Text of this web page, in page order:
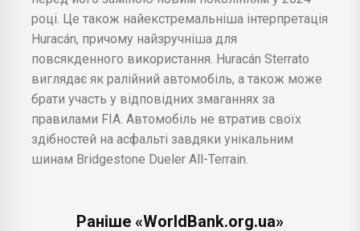
році. Це також найекстремальніша інтерпретація
Huracán, причому найзручніша для
повсякденного використання. Huracán Sterrato
виглядає як ралійний автомобіль, а також може
брати участь у відповідних змаганнях за
правилами FIA. Автомобіль не втратив своїх
здібностей на асфальті завдяки унікальним
шинам Bridgestone Dueler All-Terrain.
Раніше «WorldBank.org.ua»